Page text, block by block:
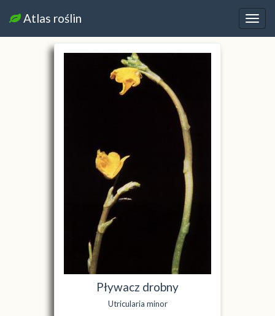
Atlas roślin
Pływacz drobny
Utricularia minor